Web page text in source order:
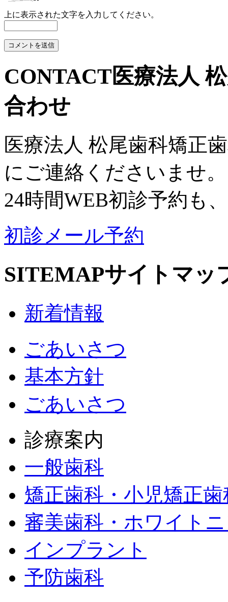
上に表示された文字を入力してください。
CONTACT医療法人
合わせ
医療法人 松尾歯科矯正
にご連絡くださいませ。
24時間WEB初診予約も
初診メール予約
SITEMAPサイトマッ
新着情報
ごあいさつ
基本方針
ごあいさつ
診療案内
一般歯科
矯正歯科・小児矯正歯
審美歯科・ホワイト
インプラント
予防歯科